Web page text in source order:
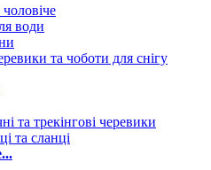
води
та чоботи для снігу
та трекінгові черевики
та сланці